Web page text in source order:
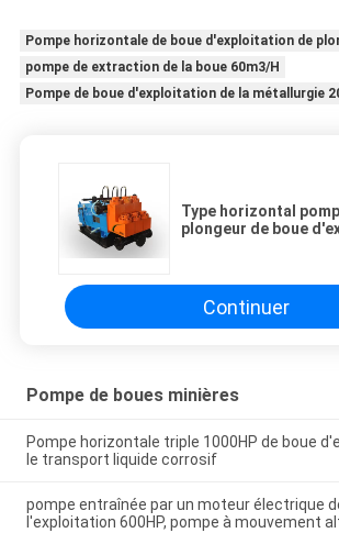
Pompe horizontale de boue d'exploitation de
pompe de extraction de la boue 60m3/H
Pompe de boue d'exploitation de la métallurgie
Type horizontal
plongeur de boue
Continuer
Pompe de boues minières
Pompe horizontale triple 1000HP de boue
le transport liquide corrosif
pompe entraînée par un moteur électrique
l'exploitation 600HP, pompe à mouvement